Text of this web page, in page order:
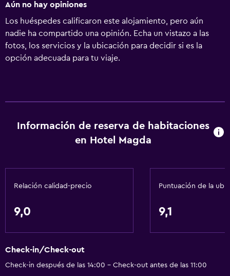
Aún no hay opiniones
Los huéspedes calificaron este alojamiento, pero aún
nadie ha compartido una opinión. Echa un vistazo a las
fotos, los servicios y la ubicación para decidir si es la
opción adecuada para tu viaje.
Información de reserva de habitaciones
en Hotel Magda
Relación calidad-precio
9,0
Puntuación de la
9,1
Check-in/Check-out
Check-in después de las 14:00 - Check-out antes de las 11:00